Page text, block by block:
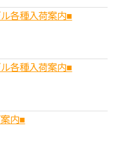
各種入荷案内■
各種入荷案内■
内■